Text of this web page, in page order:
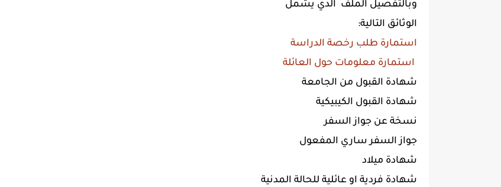
وبالتفصيل الملف الدي يشمل
:الوثائق التالية
استمارة طلب رخصة الدراسة
استمارة معلومات حول العائلة
شهادة القبول من الجامعة
شهادة القبول الكيبيكية
نسخة عن جواز السفر
جواز السفر ساري المفعول
شهادة ميلاد
شهادة فردية او عائلية للحالة المدنية